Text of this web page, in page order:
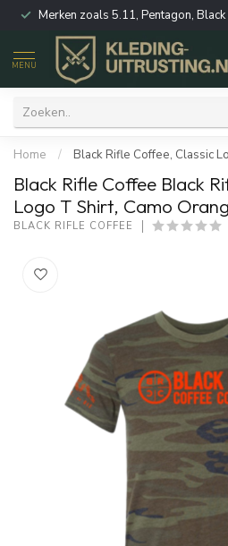
Merken zoals 5.11, Pentagon,
MENU
Home / Black Rifle Coffee, Classic
Black Rifle Coffee Black
Logo T Shirt, Camo
BLACK RIFLE COFFEE